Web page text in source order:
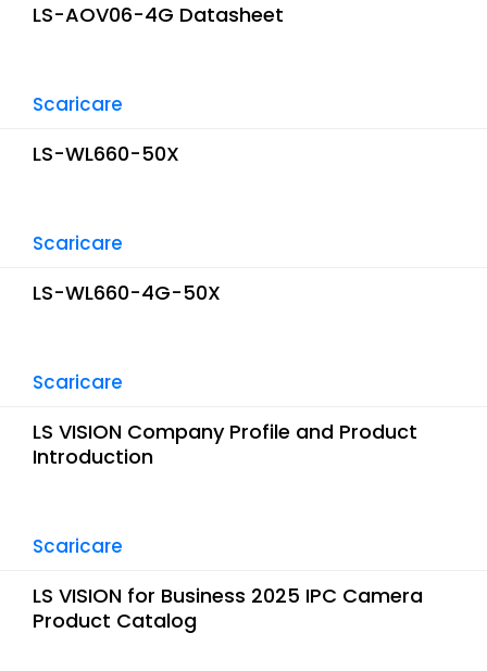
LS-AOV06-4G Datasheet
Scaricare
LS-WL660-50X
Scaricare
LS-WL660-4G-50X
Scaricare
LS VISION Company Profile and Product
Introduction
Scaricare
LS VISION for Business 2025 IPC Camera
Product Catalog